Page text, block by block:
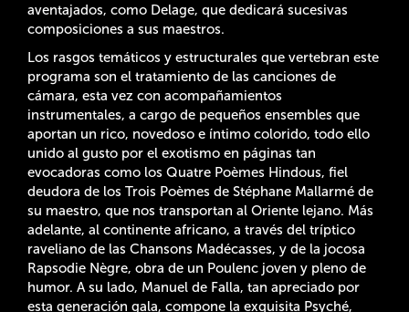
aventajados, como Delage, que dedicará sucesivas
composiciones a sus maestros.
Los rasgos temáticos y estructurales que vertebran este
programa son el tratamiento de las canciones de
cámara, esta vez con acompañamientos
instrumentales, a cargo de pequeños ensembles que
aportan un rico, novedoso e íntimo colorido, todo ello
unido al gusto por el exotismo en páginas tan
evocadoras como los Quatre Poèmes Hindous, fiel
deudora de los Trois Poèmes de Stéphane Mallarmé de
su maestro, que nos transportan al Oriente lejano. Más
adelante, al continente africano, a través del tríptico
raveliano de las Chansons Madécasses, y de la jocosa
Rapsodie Nègre, obra de un Poulenc joven y pleno de
humor. A su lado, Manuel de Falla, tan apreciado por
esta generación gala, compone la exquisita Psyché,